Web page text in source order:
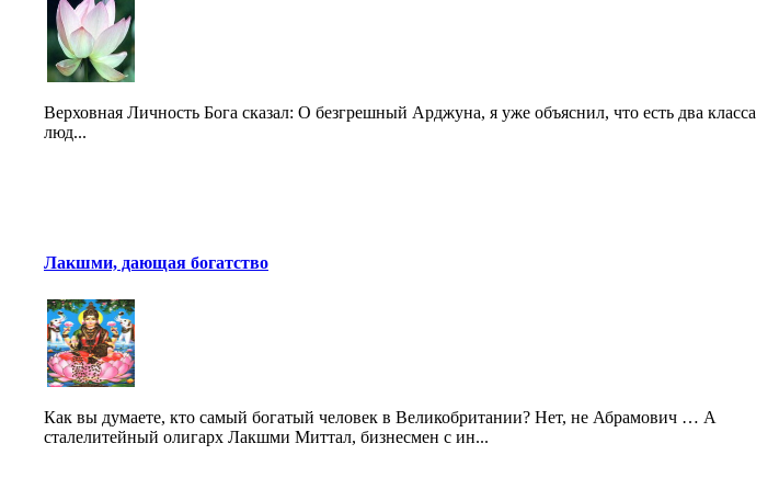
Верховная Личность Бога сказал: O безгрешный Арджуна, я уже объяснил, что есть два класса
люд...
Лакшми, дающая богатство
Как вы думаете, кто самый богатый человек в Великобритании? Нет, не Абрамович … А
сталелитейный олигарх Лакшми Миттал, бизнесмен с ин...